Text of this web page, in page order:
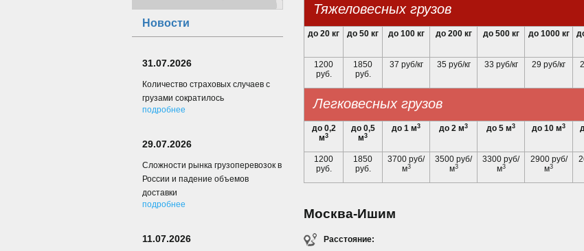
Тяжеловесных грузов
до 20 кг до 50 кг до 100 кг до 200 кг до 500 кг до 1000 кг
1200
руб.
1850
руб.
37 руб/кг 35 руб/кг 33 руб/кг 29 руб/кг
Легковесных грузов
до 0,2
м3
до 0,5
м3
до 1 м3 до 2 м3 до 5 м3 до 10 м3
1200
руб.
1850
руб.
3700 руб/
м3
3500 руб/
м3
3300 руб/
м3
2900 руб/
м3
Москва-Ишим
Расстояние:
Новости
31.07.2026
Количество страховых случаев с
грузами сократилось
подробнее
29.07.2026
Сложности рынка грузоперевозок в
России и падение объемов
доставки
подробнее
11.07.2026